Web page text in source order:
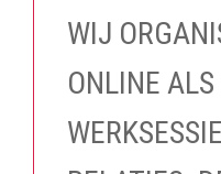
WIJ
ONLINE